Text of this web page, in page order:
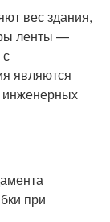
вес здания,
ленты —
являются